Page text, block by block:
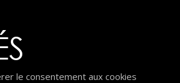
le consentement aux cookies